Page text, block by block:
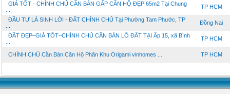
GIÁ TỐT - CHÍNH CHỦ CẦN BÁN GẤP CĂN HỘ ĐẸP 65m2 Tại Chung
TP HCM
ĐẦU TƯ LÀ SINH LỜI - ĐẤT CHÍNH CHỦ Tại Phường Tam Phước, TP
Đồng Nai
ĐẤT ĐẸP–GIÁ TỐT–CHÍNH CHỦ CẦN BÁN LÔ ĐẤT TẠI Ấp 15, xã Bình
TP HCM
CHÍNH CHỦ Cần Bán Căn Hộ Phân Khu Origami vinhomes ... TP HCM